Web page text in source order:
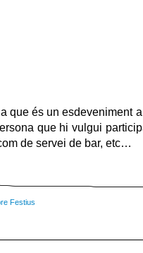
que és un esdeveniment
que hi vulgui
de servei de bar, etc…
Festius